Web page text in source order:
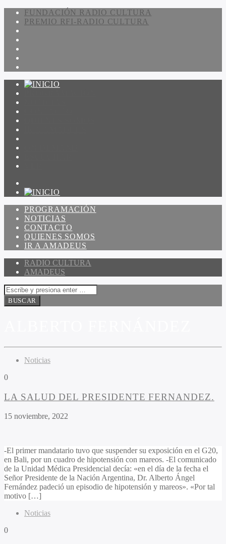
FUNDACIÓN RADIO CULTURA
PREMIO RFI-RADIO CULTURA
PROGRAMACIÓN
NOTICIAS
CONTACTO
QUIENES SOMOS
IR A AMADEUS
RADIO CULTURA
AMADEUS
Noticias
0
LA SALUD DEL PRESIDENTE FERNANDEZ.
15 noviembre, 2022
-El primer mandatario tuvo que suspender su exposición en el G20,
en Bali, por un cuadro de hipotensión con mareos. -El comunicado
de la Unidad Médica Presidencial decía: «en el día de la fecha el
Señor Presidente de la Nación Argentina, Dr. Alberto Ángel
Fernández padeció un episodio de hipotensión y mareos». «Por tal
motivo […]
Noticias
0